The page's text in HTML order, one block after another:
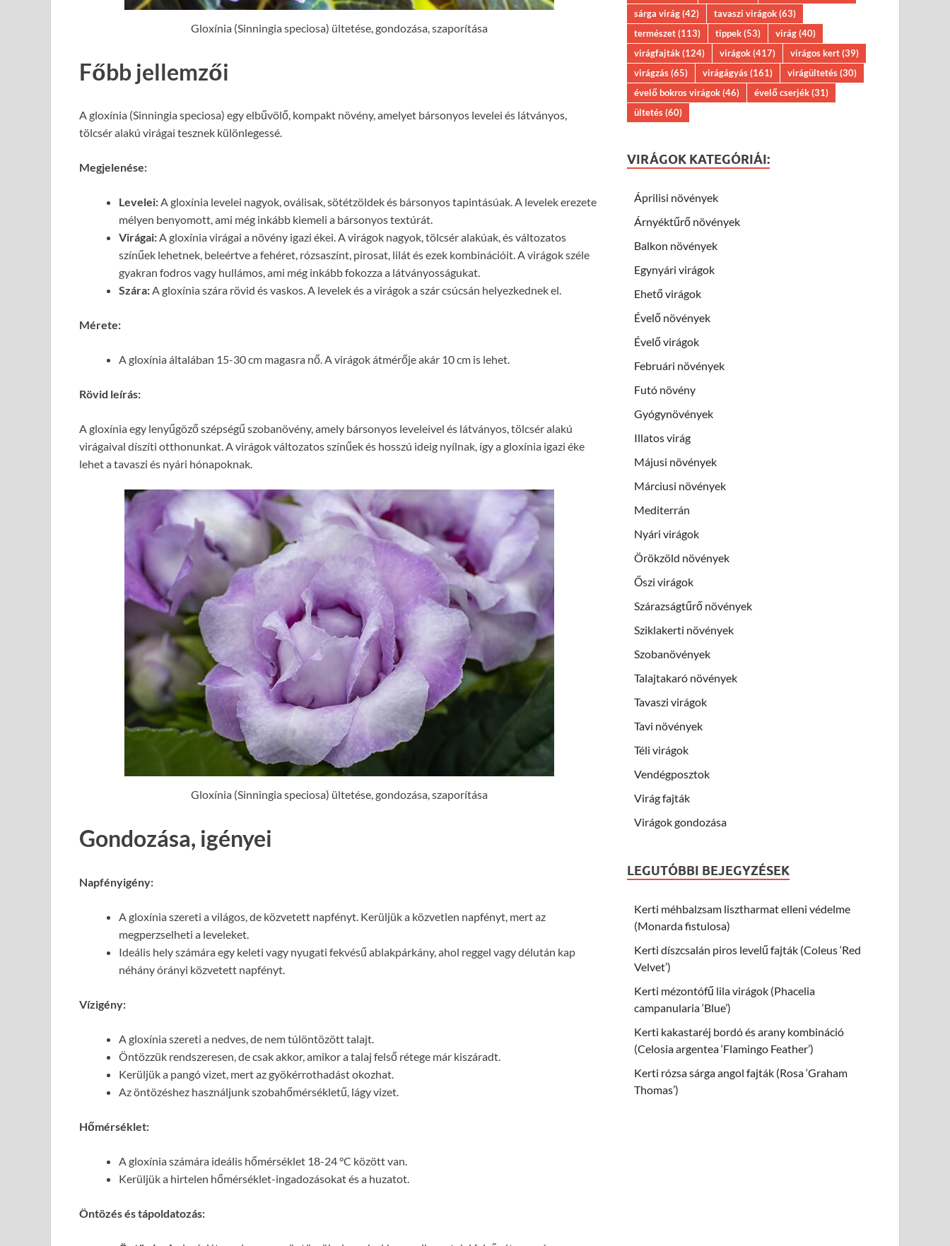
Gloxínia (Sinningia speciosa) ültetése, gondozása, szaporítása
Főbb jellemzői
A gloxínia (Sinningia speciosa) egy elbűvölő, kompakt növény, amelyet bársonyos levelei és látványos,
tölcsér alakú virágai tesznek különlegessé.
Megjelenése:
Levelei:A gloxínia levelei nagyok, oválisak, sötétzöldek és bársonyos tapintásúak. A levelek erezete
mélyen benyomott, ami még inkább kiemeli a bársonyos textúrát.
Virágai:A gloxínia virágai a növény igazi ékei. A virágok nagyok, tölcsér alakúak, és változatos
színűek lehetnek, beleértve a fehéret, rózsaszínt, pirosat, lilát és ezek kombinációit. A virágok széle
gyakran fodros vagy hullámos, ami még inkább fokozza a látványosságukat.
Szára:A gloxínia szára rövid és vaskos. A levelek és a virágok a szár csúcsán helyezkednek el.
Mérete:
A gloxínia általában 15-30 cm magasra nő. A virágok átmérője akár 10 cm is lehet.
Rövid leírás:
A gloxínia egy lenyűgöző szépségű szobanövény, amely bársonyos leveleivel és látványos, tölcsér alakú
virágaival díszíti otthonunkat. A virágok változatos színűek és hosszú ideig nyílnak, így a gloxínia igazi éke
lehet a tavaszi és nyári hónapoknak.
Gloxínia (Sinningia speciosa) ültetése, gondozása, szaporítása
Gondozása, igényei
Napfényigény:
A gloxínia szereti a világos, de közvetett napfényt. Kerüljük a közvetlen napfényt, mert az
megperzselheti a leveleket.
Ideális hely számára egy keleti vagy nyugati fekvésű ablakpárkány, ahol reggel vagy délután kap
néhány órányi közvetett napfényt.
Vízigény:
A gloxínia szereti a nedves, de nem túlöntözött talajt.
Öntözzük rendszeresen, de csak akkor, amikor a talaj felső rétege már kiszáradt.
Kerüljük a pangó vizet, mert az gyökérrothadást okozhat.
Az öntözéshez használjunk szobahőmérsékletű, lágy vizet.
Hőmérséklet:
A gloxínia számára ideális hőmérséklet 18-24 °C között van.
Kerüljük a hirtelen hőmérséklet-ingadozásokat és a huzatot.
Öntözés és tápoldatozás:
sárga virág(42) tavaszi virágok(63)
természet(113) tippek(53) virág(40)
virágfajták(124) virágok(417) virágos kert(39)
virágzás(65) virágágyás(161) virágültetés(30)
évelő bokros virágok(46) évelő cserjék(31)
ültetés(60)
VIRÁGOK KATEGÓRIÁI:
Áprilisi növények
Árnyéktűrő növények
Balkon növények
Egynyári virágok
Ehető virágok
Évelő növények
Évelő virágok
Februári növények
Futó növény
Gyógynövények
Illatos virág
Májusi növények
Márciusi növények
Mediterrán
Nyári virágok
Örökzöld növények
Őszi virágok
Szárazságtűrő növények
Sziklakerti növények
Szobanövények
Talajtakaró növények
Tavaszi virágok
Tavi növények
Téli virágok
Vendégposztok
Virág fajták
Virágok gondozása
LEGUTÓBBI BEJEGYZÉSEK
Kerti méhbalzsam lisztharmat elleni védelme
(Monarda fistulosa)
Kerti díszcsalán piros levelű fajták (Coleus ‘Red
Velvet’)
Kerti mézontófű lila virágok (Phacelia
campanularia ‘Blue’)
Kerti kakastaréj bordó és arany kombináció
(Celosia argentea ‘Flamingo Feather’)
Kerti rózsa sárga angol fajták (Rosa ‘Graham
Thomas’)